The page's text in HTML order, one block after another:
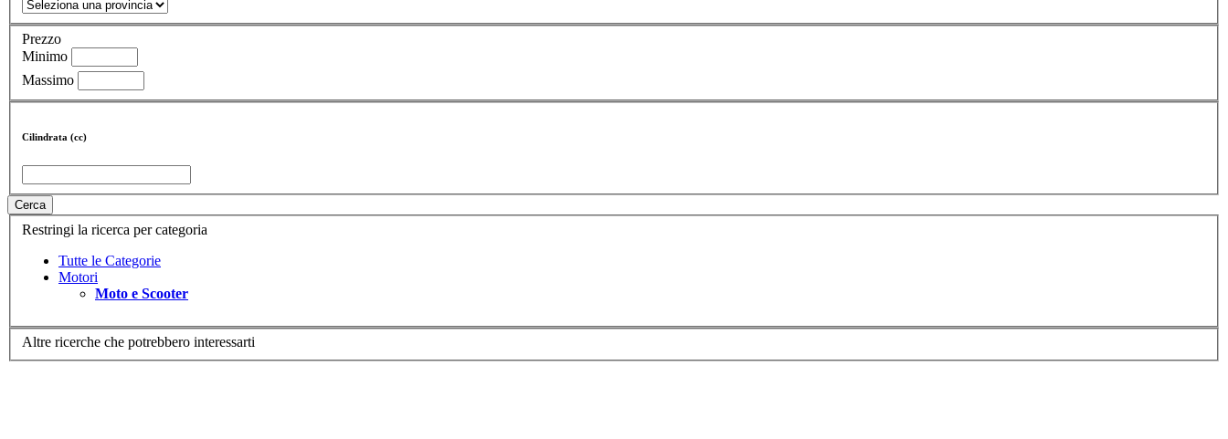
Prezzo
Minimo
Massimo
Cilindrata (cc)
Cerca
Restringi la ricerca per categoria
Tutte le Categorie
Motori
Moto e Scooter
Altre ricerche che potrebbero interessarti